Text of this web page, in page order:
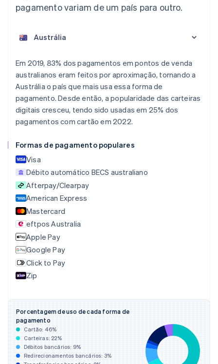
pagamento variam de um país para outro.
Em 2019, 83% dos pagamentos em pontos de venda
australianos eram feitos por aproximação, tornando a
Austrália o país que mais usa essa forma de
pagamento. Desde então, a popularidade das carteiras
digitais cresceu, tendo sido usadas em 25% dos
pagamentos com cartão em 2022.
Formas de pagamento populares
Visa
Débito automático BECS australiano
Afterpay/Clearpay
American Express
Mastercard
eftpos Australia
Apple Pay
Google Pay
Click to Pay
Zip
Porcentagem de uso de cada forma de
pagamento
Cartão: 46%
Carteiras: 22%
Débitos bancários: 9%
Redirecionamentos bancários: 3%
DeutschEnglish
Austrália
English
Áustria
NederlandsFrançaisDeutschEnglish
Brasil
Português English
English
Canadá
English Français
简体中文English
Chipre
English
Croácia
EnglishItaliano
Dinamarca
Eslováquia
English
Eslovênia
EnglishItaliano
Espanha